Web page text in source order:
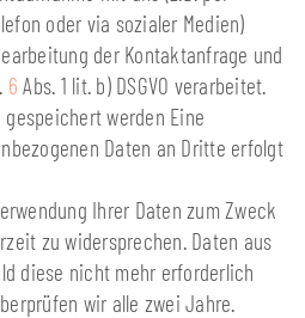
oder via sozialer Medien)
der Kontaktanfrage und
6 Abs. 1 lit. b) DSGVO verarbeitet.
werden Eine
Daten an Dritte erfolgt
Ihrer Daten zum Zweck
zu widersprechen. Daten aus
diese nicht mehr erforderlich
wir alle zwei Jahre.